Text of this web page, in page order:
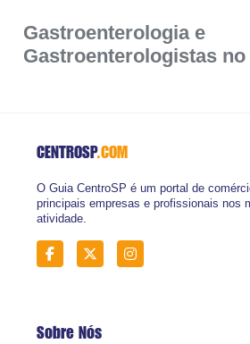
Gastroenterologia e
Gastroenterologistas
CENTROSP.COM
O Guia CentroSP é um portal de
principais empresas e profissionais nos
atividade.
Sobre Nós